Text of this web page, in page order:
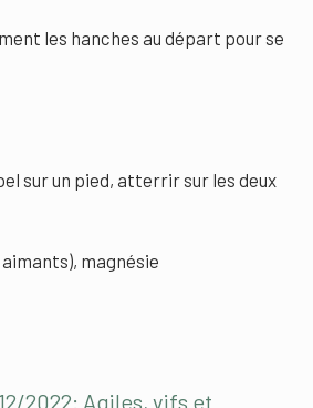
les hanches au départ pour se
sur un pied, atterrir sur les deux
magnésie
2022: Agiles, vifs et